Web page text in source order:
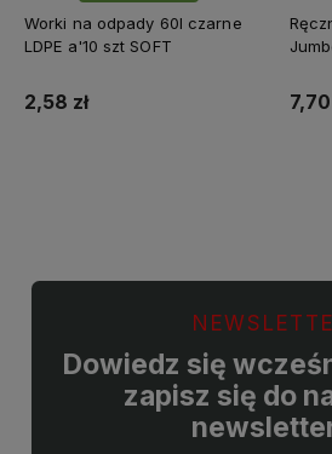
Worki na odpady 60l czarne
LDPE a'10 szt SOFT
2,58 zł 7,70
Dowiedz się
zapisz się do